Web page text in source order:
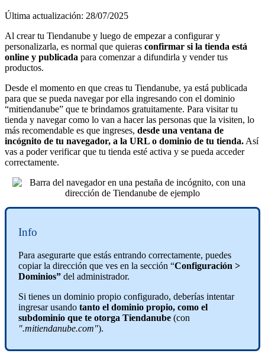
Última actualización: 28/07/2025
Al crear tu Tiendanube y luego de empezar a configurar y
personalizarla, es normal que quieras confirmar si la tienda está
online y publicada para comenzar a difundirla y vender tus
productos.
Desde el momento en que creas tu Tiendanube, ya está publicada
para que se pueda navegar por ella ingresando con el dominio
“mitiendanube” que te brindamos gratuitamente. Para visitar tu
tienda y navegar como lo van a hacer las personas que la visiten, lo
más recomendable es que ingreses, desde una ventana de
incógnito de tu navegador, a la URL o dominio de tu tienda. Así
vas a poder verificar que tu tienda esté activa y se pueda acceder
correctamente.
Info
Para asegurarte que estás entrando correctamente, puedes
copiar la dirección que ves en la sección “Configuración >
Dominios” del administrador.
Si tienes un dominio propio configurado, deberías intentar
ingresar usando tanto el dominio propio, como el
subdominio que te otorga Tiendanube (con
".mitiendanube.com").